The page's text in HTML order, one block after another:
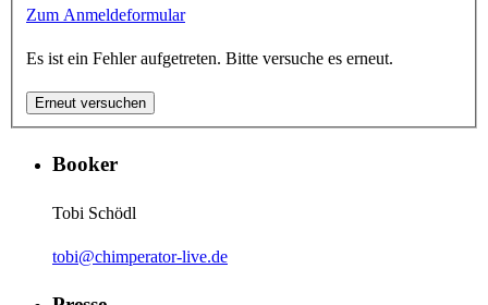
Zum Anmeldeformular
Es ist ein Fehler aufgetreten. Bitte versuche es erneut.
Erneut versuchen
Booker
Tobi Schödl
tobi@chimperator-live.de